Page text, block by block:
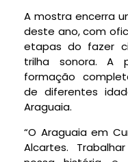
A mostra encerra
deste ano, com
etapas do fazer
trilha sonora. A
formação
de diferentes
Araguaia.
“O Araguaia em
Alcartes.